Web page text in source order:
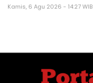
Kamis, 6 Agu 2026 - 14:27 WIB